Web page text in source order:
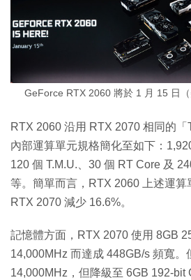
GeForce RTX 2060 將於 1 月 15 日（
RTX 2060 沿用 RTX 2070 相同的
內部運算單元規格簡化至如下：
120 個 T.M.U.、30 個 RT Core 及
等。簡單而言，RTX 2060 上述運算
RTX 2070 減少 16.6%。
記憶體方面，RTX 2070 使用 8GB
14,000MHz 而達成 448GB/s 頻寬。
14,000MHz，但降級至 6GB 192-bit